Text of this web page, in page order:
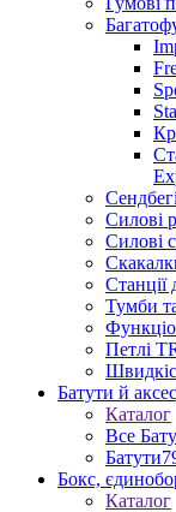
Сендбегі
Силові
Силові
Станції
Тумби
Петлі
Батути й
Каталог
Все
Батути
Бокс,
Каталог